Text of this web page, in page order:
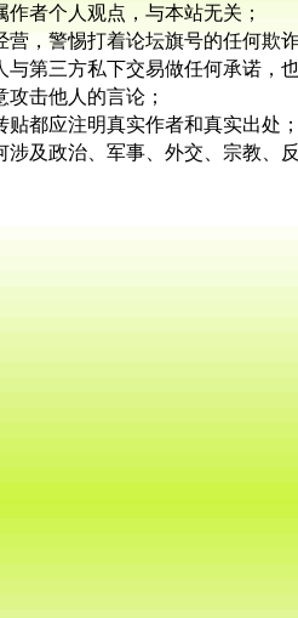
作者个人观点，与本站无关；
营，警惕打着论坛旗号的任何欺
与第三方私下交易做任何承诺，
攻击他人的言论；
贴都应注明真实作者和真实出处
涉及政治、军事、外交、宗教、